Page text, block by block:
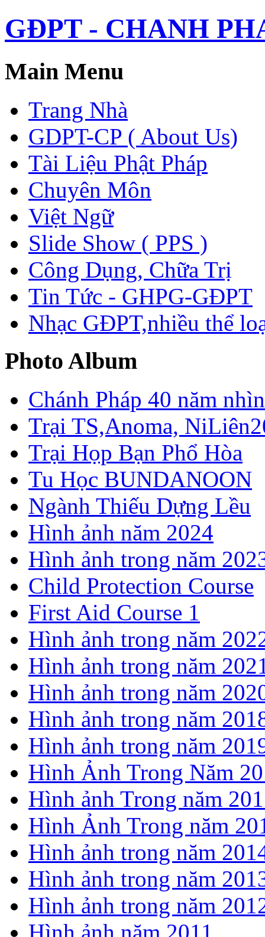
GĐPT - CHANH
Main Menu
Trang Nhà
GDPT-CP ( About Us)
Tài Liệu Phật Pháp
Chuyên Môn
Việt Ngữ
Slide Show ( PPS )
Công Dụng, Chữa Trị
Tin Tức - GHPG-GĐPT
Nhạc GĐPT,nhiều thể
Photo Album
Chánh Pháp 40 năm
Trại TS,Anoma,
Trại Họp Bạn Phổ Hòa
Tu Học BUNDANOON
Ngành Thiếu Dựng Lều
Hình ảnh năm 2024
Hình ảnh trong năm
Child Protection Course
First Aid Course 1
Hình ảnh trong năm
Hình ảnh trong năm
Hình ảnh trong năm
Hình ảnh trong năm
Hình ảnh trong năm
Hình Ảnh Trong Năm
Hình ảnh Trong năm
Hình Ảnh Trong năm
Hình ảnh trong năm
Hình ảnh trong năm
Hình ảnh trong năm